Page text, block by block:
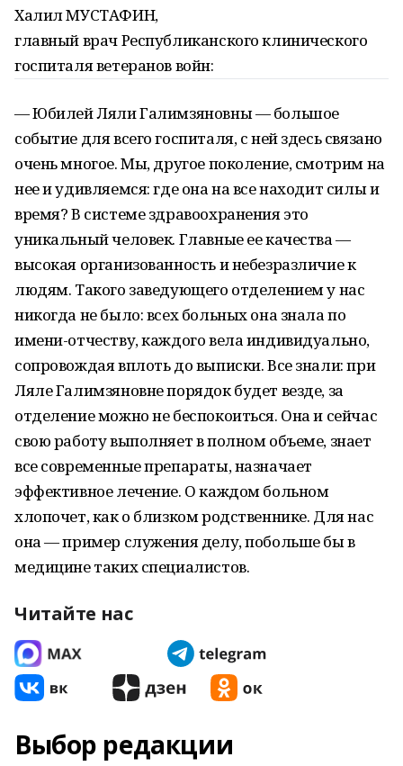
Халил МУСТАФИН,
главный врач Республиканского клинического
госпиталя ветеранов войн:
— Юбилей Ляли Галимзяновны — большое
событие для всего госпиталя, с ней здесь связано
очень многое. Мы, другое поколение, смотрим на
нее и удивляемся: где она на все находит силы и
время? В системе здравоохранения это
уникальный человек. Главные ее качества —
высокая организованность и небезразличие к
людям. Такого заведующего отделением у нас
никогда не было: всех больных она знала по
имени-отчеству, каждого вела индивидуально,
сопровождая вплоть до выписки. Все знали: при
Ляле Галимзяновне порядок будет везде, за
отделение можно не беспокоиться. Она и сейчас
свою работу выполняет в полном объеме, знает
все современные препараты, назначает
эффективное лечение. О каждом больном
хлопочет, как о близком родственнике. Для нас
она — пример служения делу, побольше бы в
медицине таких специалистов.
Читайте нас
Выбор редакции